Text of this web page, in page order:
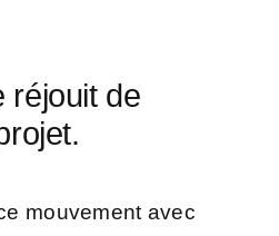
réjouit de
mouvement avec